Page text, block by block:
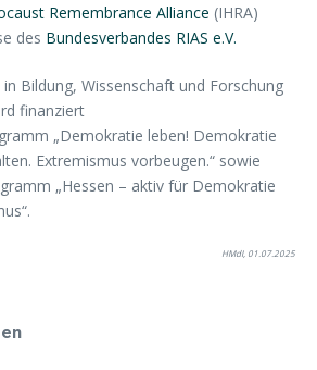
Remembrance Alliance (IHRA)
des Bundesverbandes RIAS e.V.
in Bildung, Wissenschaft und Forschung
finanziert
„Demokratie leben! Demokratie
Extremismus vorbeugen.“ sowie
„Hessen – aktiv für Demokratie
HMdI, 01.07.2025